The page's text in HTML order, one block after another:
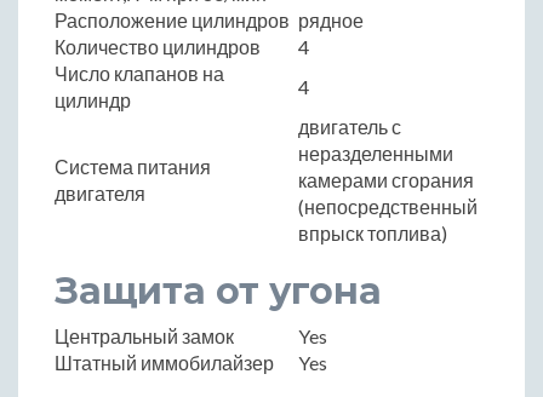
Расположение цилиндров рядное
Количество цилиндров
4
Число клапанов на
цилиндр
4
Система питания
двигателя
двигатель с
неразделенными
камерами сгорания
(непосредственный
впрыск топлива)
Защита от угона
Центральный замок
Yes
Штатный иммобилайзер
Yes